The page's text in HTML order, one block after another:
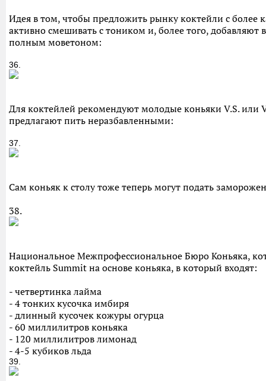
Идея в том, чтобы предложить рынку коктейли с более
активно смешивать с тоником и, более того,
полным моветоном:
36.
Для коктейлей рекомендуют молодые коньяки V.S.
предлагают пить неразбавленными:
37.
Сам коньяк к столу тоже теперь могут подать
38.
Национальное Межпрофессиональное Бюро Коньяка,
коктейль Summit на основе коньяка, в который входят:
- четвертинка лайма
- 4 тонких кусочка имбиря
- длинный кусочек кожуры огурца
- 60 миллилитров коньяка
- 120 миллилитров лимонад
- 4-5 кубиков льда
39.